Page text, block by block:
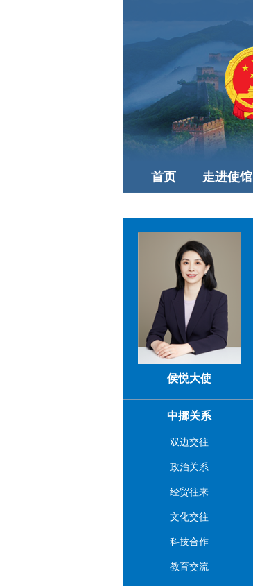
首页 走进使馆
侯悦大使
中挪关系
双边交往
政治关系
经贸往来
文化交往
科技合作
教育交流